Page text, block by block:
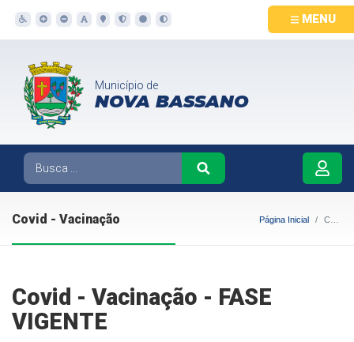
MENU
Município de
NOVA BASSANO
Covid - Vacinação Página Inicial Covid - Vacinação
Covid - Vacinação - FASE
VIGENTE